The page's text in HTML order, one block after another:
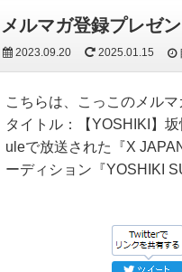
メルマガ登録プレゼ
2023.09.20 2025.01.15
こちらは、こっこのメル
タイトル：【YOSHIKI】
uleで放送された『X
ーディション『YOSHIKI